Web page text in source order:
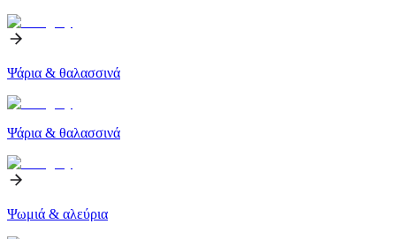
Ψάρια & θαλασσινά
Ψάρια & θαλασσινά
Ψωμιά & αλεύρια